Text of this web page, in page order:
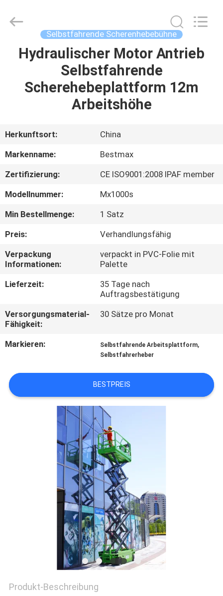
ÜBER
UNS
WERKSBESICHTIGUNG
QUALITÄTSKONTROLLE
KONTAKT
MIT
UNS
NEUIGKEITEN
BITTE UM
ANGEBOT
SITEMAP
DATENSCHUTZRICHTLINIE
LTD.
Selbstfahrende Scherenhebebühne
Hydraulischer Motor Antrieb
Selbstfahrende
Scherehebeplattform 12m
Arbeitshöhe
Herkunftsort:
China
Markenname:
Bestmax
Zertifizierung:
CE ISO9001:2008 IPAF member
Modellnummer:
Mx1000s
Min Bestellmenge:
1 Satz
Preis:
Verhandlungsfähig
Verpackung
Informationen:
verpackt in PVC-Folie mit
Palette
Lieferzeit:
35 Tage nach
Auftragsbestätigung
Versorgungsmaterial-
Fähigkeit:
30 Sätze pro Monat
Markieren: Selbstfahrende Arbeitsplattform,
Selbstfahrerheber
BESTPREIS
Produkt-Beschreibung